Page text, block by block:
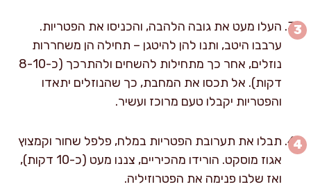
העלו מעט את גובה הלהבה, והכניסו את הפטריות.
ערבבו היטב, ותנו להן להיטגן – תחילה הן משחררות
נוזלים, אחר כך מתחילות להשחים ולהתרכך (כ-8-10
דקות). אל תכסו את המחבת, כך שהנוזלים יתאדו
והפטריות יקבלו טעם מרוכז ועשיר.
תבלו את תערובת הפטריות במלח, פלפל שחור וקמצוץ
אגוז מוסקט. הורידו מהכיריים, צננו מעט (כ-10 דקות),
ואז שלבו פנימה את הפטרוזיליה.